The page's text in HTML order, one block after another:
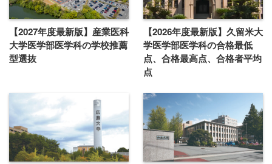
【2027年度最新版】産業医科
大学医学部医学科の学校推薦
型選抜
【2026年度最新版】久留米大
学医学部医学科の合格最低
点、合格最高点、合格者平均
点